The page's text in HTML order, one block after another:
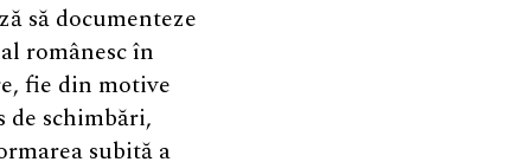
să documenteze
românesc în
fie din motive
de schimbări,
subită a